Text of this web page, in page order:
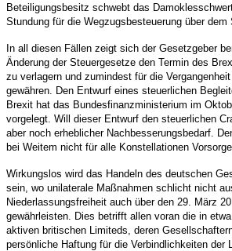
Beteiligungsbesitz schwebt das
Stundung für die Wegzugsbesteuerung über dem
In all diesen Fällen zeigt sich der Gesetzgeber
Änderung der Steuergesetze den Termin des
zu verlagern und zumindest für die
gewähren. Den Entwurf eines steuerlichen
Brexit hat das Bundesfinanzministerium im
vorgelegt. Will dieser Entwurf den steuerlichen
aber noch erheblicher Nachbesserungsbedarf.
bei Weitem nicht für alle Konstellationen
Wirkungslos wird das Handeln des deutschen
sein, wo unilaterale Maßnahmen schlicht nicht
Niederlassungsfreiheit auch über den 29. März
gewährleisten. Dies betrifft allen voran die in
aktiven britischen Limiteds, deren
persönliche Haftung für die Verbindlichkeiten der